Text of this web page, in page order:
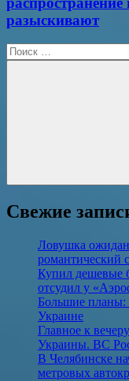
разыскивают
Поиск
для:
Свежие
Ловушка
романтический
Купил дешевые
отсудил у
Большие планы:
Украине
Главное к
Украины. ВС
В Челябинске
метровых